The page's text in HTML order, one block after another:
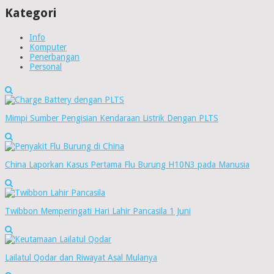
Kategori
Info
Komputer
Penerbangan
Personal
Mimpi Sumber Pengisian Kendaraan Listrik Dengan PLTS
China Laporkan Kasus Pertama Flu Burung H10N3 pada Manusia
Twibbon Memperingati Hari Lahir Pancasila 1 Juni
Lailatul Qodar dan Riwayat Asal Mulanya